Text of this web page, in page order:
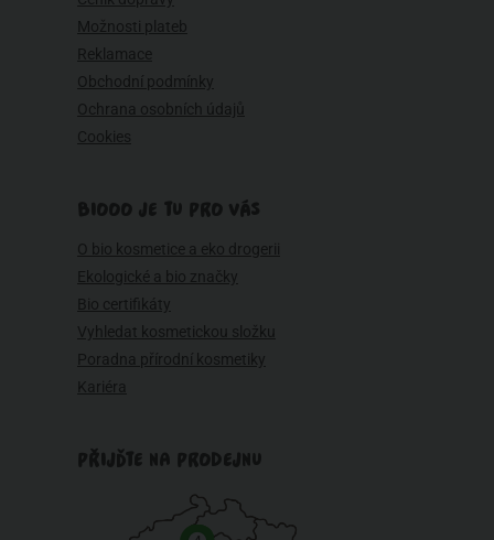
Možnosti plateb
Reklamace
Obchodní podmínky
Ochrana osobních údajů
Cookies
BIOOO JE TU PRO VÁS
O bio kosmetice a eko drogerii
Ekologické a bio značky
Bio certifikáty
Vyhledat kosmetickou složku
Poradna přírodní kosmetiky
Kariéra
PŘIJĎTE NA PRODEJNU